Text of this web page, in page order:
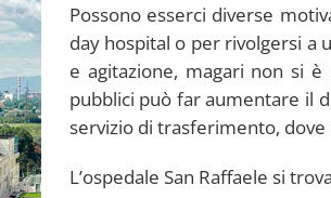
Possono esserci diverse
day hospital o per rivolgersi a
e agitazione, magari non si
pubblici può far aumentare il
servizio di trasferimento,
L’ospedale San Raffaele si